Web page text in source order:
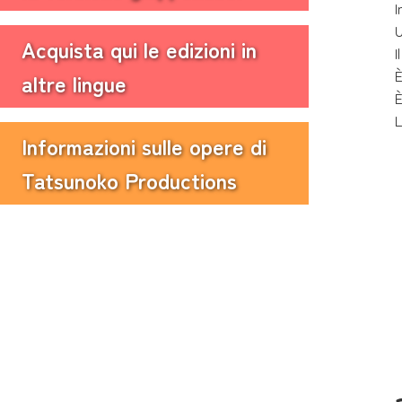
Acquista qui le edizioni in
altre lingue
Informazioni sulle opere di
Tatsunoko Productions